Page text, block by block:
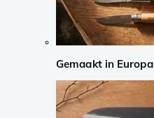
Gemaakt in Europa